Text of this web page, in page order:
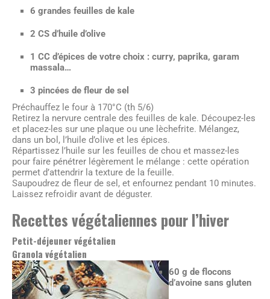
6 grandes feuilles de kale
2 CS d’huile d’olive
1 CC d’épices de votre choix : curry, paprika, garam
massala…
3 pincées de fleur de sel
Préchauffez le four à 170°C (th 5/6)
Retirez la nervure centrale des feuilles de kale. Découpez-les
et placez-les sur une plaque ou une lèchefrite. Mélangez,
dans un bol, l’huile d’olive et les épices.
Répartissez l’huile sur les feuilles de chou et massez-les
pour faire pénétrer légèrement le mélange : cette opération
permet d’attendrir la texture de la feuille.
Saupoudrez de fleur de sel, et enfournez pendant 10 minutes.
Laissez refroidir avant de déguster.
Recettes végétaliennes pour l’hiver
Petit-déjeuner végétalien
Granola végétalien
60 g de flocons
d’avoine sans gluten